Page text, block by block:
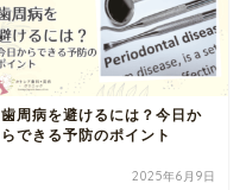
歯周病を避けるには？今日か
らできる予防のポイント
2025年6月9日